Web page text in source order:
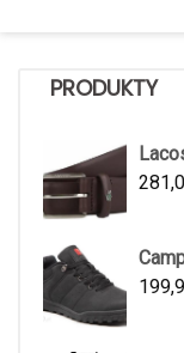
PRODUKTY